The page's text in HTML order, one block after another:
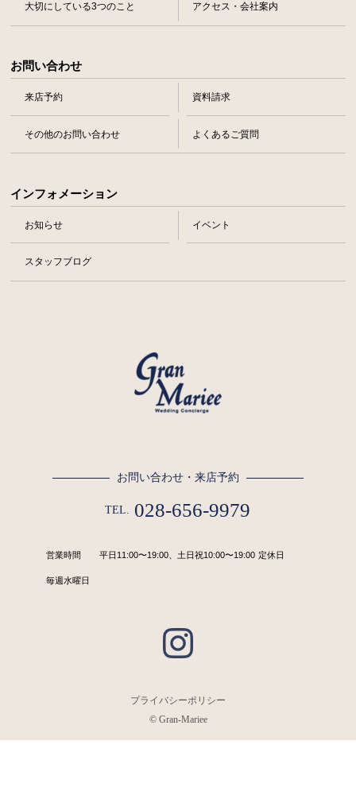
大切にしている3つのこと アクセス・会社案内
お問い合わせ
来店予約 資料請求
その他のお問い合わせ よくあるご質問
インフォメーション
お知らせ イベント
スタッフブログ
お問い合わせ・来店予約
TEL. 028-656-9979
営業時間 平日11:00〜19:00、土日祝10:00〜19:00 定休日
毎週水曜日
プライバシーポリシー
© Gran-Mariee